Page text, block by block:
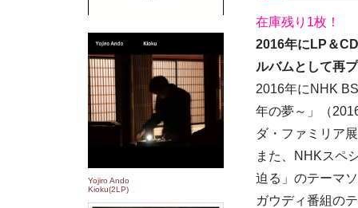
Yojiro Ando
Kioku(2LP)
在庫残り1枚！
2016年にLP＆
ルバムとして再
2016年にNHK
年の夢～」（
ダ・ファミリア
また、NHKスペ
迫る」のテーマ
ガウディ番組の